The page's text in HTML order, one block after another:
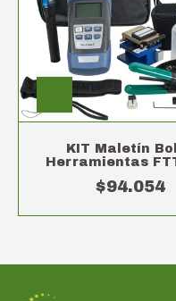
KIT Maletín
Herramientas
$94.054